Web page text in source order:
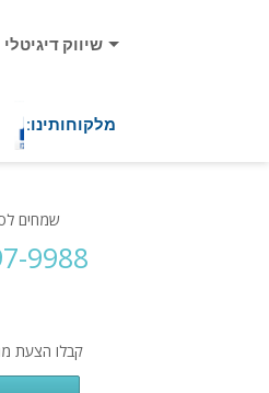
שיווק דיגיטלי
מלקוחותינו:
שמחים
9988
קבלו הצעת